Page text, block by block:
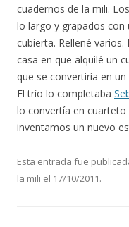
cuadernos de la mili.
lo largo y grapados
cubierta. Rellené
casa en que alquilé un
que se convertiría en
El trío lo completaba
lo convertía en cuarteto
inventamos un nuevo
Esta entrada fue
la mili el 17/10/2011.